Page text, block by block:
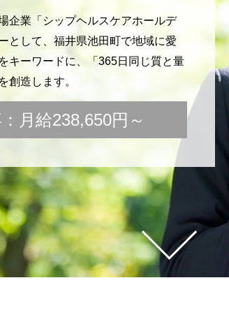
企業「シップヘルスケアホールデ
として、福井県池田町で地域に愛
キーワードに、「365日同じ質と量
創造します。
月給238,650円～